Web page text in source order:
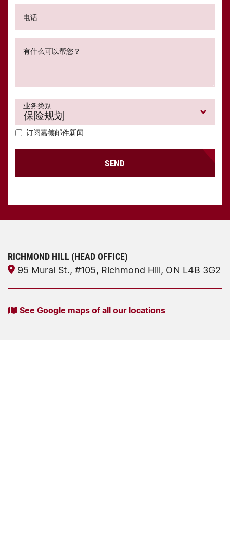
电话
有什么可以帮您？
业务类别
订阅嘉德邮件新闻
SEND
RICHMOND HILL (HEAD OFFICE)
95 Mural St., #105, Richmond Hill, ON L4B 3G2
See Google maps of all our locations